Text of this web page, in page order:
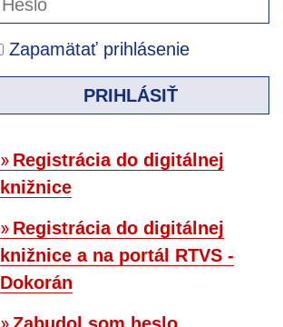
Zapamätať prihlásenie
PRIHLÁSIŤ
Registrácia do digitálnej
knižnice
Registrácia do digitálnej
knižnice a na portál RTVS -
Dokorán